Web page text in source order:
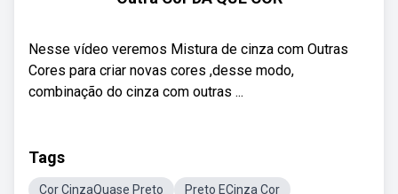
Nesse vídeo veremos Mistura de cinza com Outras
Cores para criar novas cores ,desse modo,
combinação do cinza com outras ...
Tags
Cor CinzaQuase Preto
Preto ECinza Cor